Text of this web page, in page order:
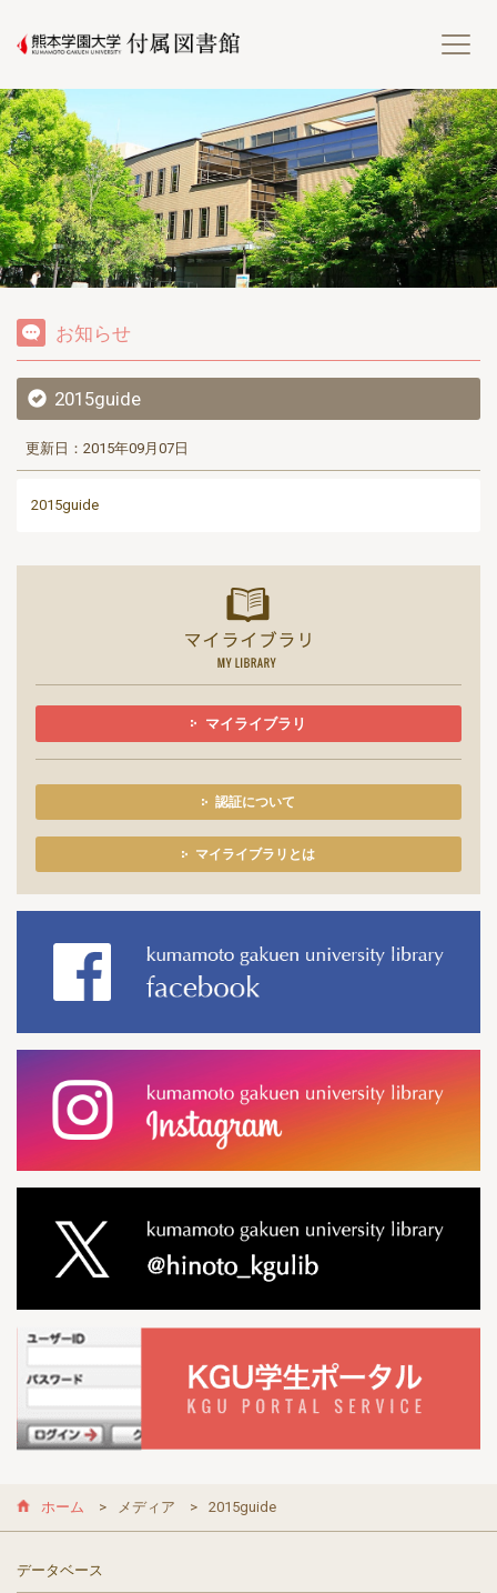
熊
お知らせ
2015guide
更新日：2015年09月07日
2015guide
マイライブラリ
認証について
マイライブラリとは
ホーム メディア 2015guide
データベース